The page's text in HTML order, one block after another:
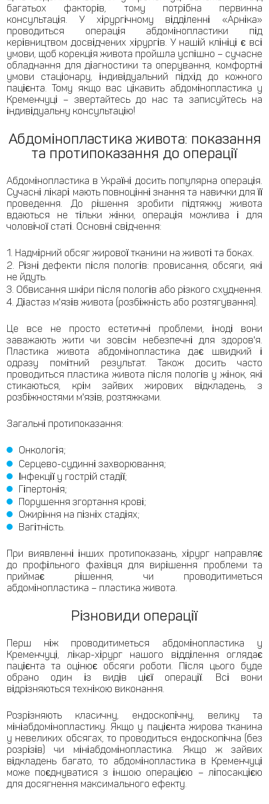
багатьох факторів, тому потрібна первинна
консультація. У хірургічному відділенні «Арніка»
проводиться операція абдомінопластики під
керівництвом досвідчених хірургів. У нашій клініці є всі
умови, щоб корекція живота пройшла успішно – сучасне
обладнання для діагностики та оперування, комфортні
умови стаціонару, індивідуальний підхід до кожного
пацієнта. Тому якщо вас цікавить абдомінопластика у
Кременчуці – звертайтесь до нас та записуйтесь на
індивідуальну консультацію!
Абдомінопластика живота: показання
та протипоказання до операції
Абдомінопластика в Україні досить популярна операція.
Сучасні лікарі мають повноцінні знання та навички для її
проведення. До рішення зробити підтяжку живота
вдаються не тільки жінки, операція можлива і для
чоловічої статі. Основні свідчення:
Надмірний обсяг жирової тканини на животі та боках.
Різні дефекти після пологів: провисання, обсяги, які
не йдуть.
Обвисання шкіри після пологів або різкого схуднення.
Діастаз м'язів живота (розбіжність або розтягування).
Це все не просто естетичні проблеми, іноді вони
заважають жити чи зовсім небезпечні для здоров'я.
Пластика живота абдомінопластика дає швидкий і
одразу помітний результат. Також досить часто
проводиться пластика живота після пологів у жінок, які
стикаються, крім зайвих жирових відкладень, з
розбіжностями м'язів, розтяжками.
Загальні протипоказання:
Онкологія;
Серцево-судинні захворювання;
Інфекції у гострій стадії;
Гіпертонія;
Порушення згортання крові;
Ожиріння на пізніх стадіях;
Вагітність.
При виявленні інших протипоказань, хірург направляє
до профільного фахівця для вирішення проблеми та
приймає рішення, чи проводитиметься
абдомінопластика – пластика живота.
Різновиди операції
Перш ніж проводитиметься абдомінопластика у
Кременчуці, лікар-хірург нашого відділення оглядає
пацієнта та оцінює обсяги роботи. Після цього буде
обрано один із видів цієї операції. Всі вони
відрізняються технікою виконання.
Розрізняють класичну, ендоскопічну, велику та
мініабдомінопластику. Якщо у пацієнта жирова тканина
у невеликих обсягах, то проводиться ендоскопічна (без
розрізів) чи мініабдомінопластика. Якщо ж зайвих
відкладень багато, то абдомінопластика в Кременчуці
може поєднуватися з іншою операцією – ліпосакцією
для досягнення максимального ефекту.